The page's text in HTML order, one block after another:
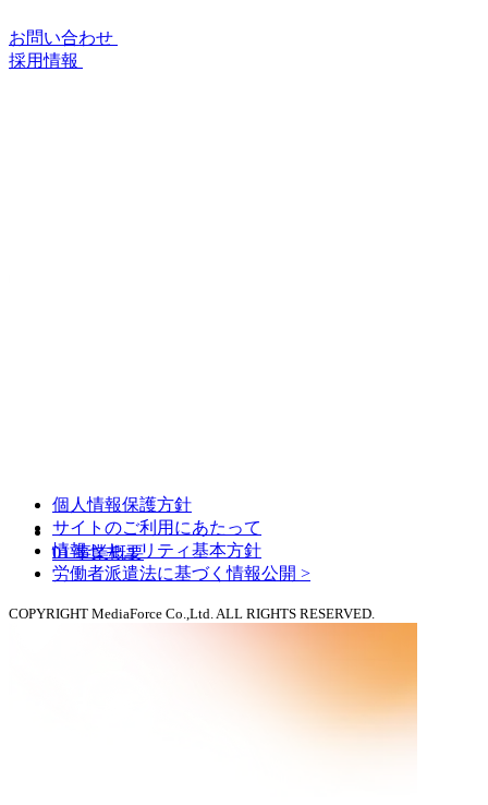
お問い合わせ
採用情報
個人情報保護方針
サイトのご利用にあたって
情報セキュリティ基本方針
労働者派遣法に基づく情報公開 >
COPYRIGHT MediaForce Co.,Ltd. ALL RIGHTS RESERVED.
01 事業概要